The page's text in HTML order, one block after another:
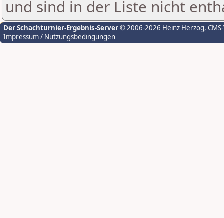
und sind in der Liste nicht
Der Schachturnier-Ergebnis-Server© 2006-2026 Heinz Herzog,
Impressum / Nutzungsbedingungen